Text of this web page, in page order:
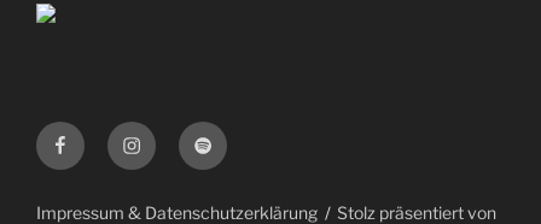
FacebookInstagramSpotify
Impressum & Datenschutzerklärung Stolz präsentiert von